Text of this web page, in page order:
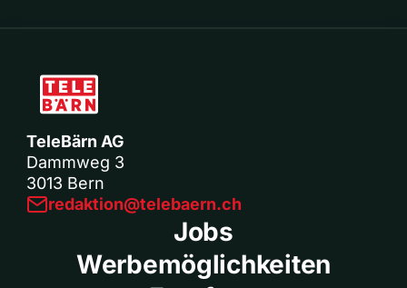
TeleBärn AG
Dammweg 3
3013 Bern
redaktion@telebaern.ch
Jobs
Werbemöglichkeiten